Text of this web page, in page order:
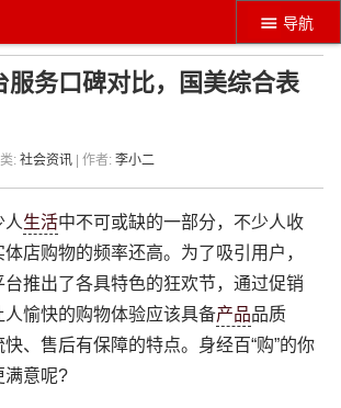
导航
服务口碑对比，国美综合表
类:社会资讯 | 作者:李小二
人生活中不可或缺的一部分，不少人收
店购物的频率还高。为了吸引用户，
台推出了各具特色的狂欢节，通过促销
人愉快的购物体验应该具备产品品质
、售后有保障的特点。身经百“购”的你
满意呢?